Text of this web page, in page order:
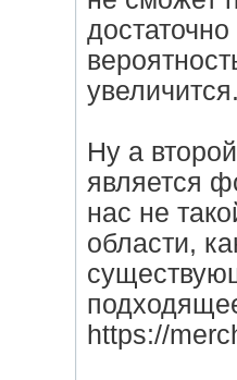
Ну а
является
нас не
области,
https://